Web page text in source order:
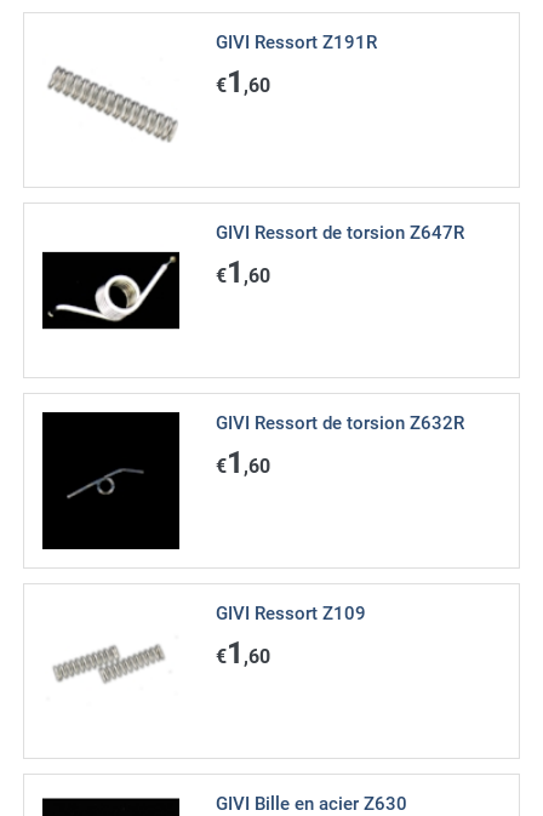
GIVI Ressort Z191R
€1 ,60
GIVI Ressort de torsion Z647R
€1 ,60
GIVI Ressort de torsion Z632R
€1 ,60
GIVI Ressort Z109
€1 ,60
GIVI Bille en acier Z630